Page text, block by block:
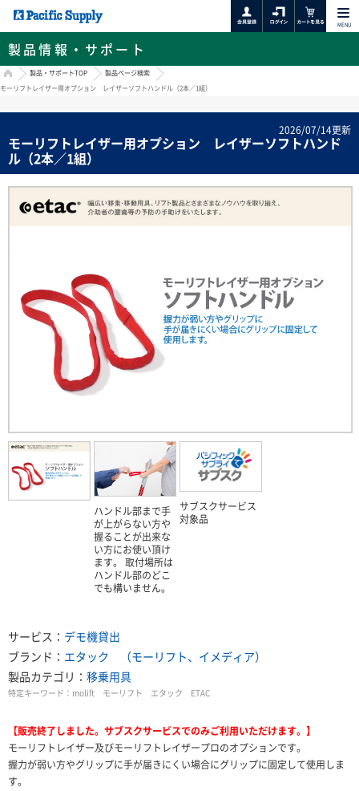
MENU
製品情報・サポート
HOME製品・サポートTOP
製品ページ検索
モーリフトレイザー用オプション レイザーソフトハンドル（2本／1組）
2026/07/14更新
モーリフトレイザー用オプション レイザーソフトハンド
ル（2本／1組）
ハンドル部まで手
が上がらない方や
握ることが出来な
い方にお使い頂け
ます。 取付場所は
ハンドル部のどこ
でも構いません。
サブスクサービス
対象品
サービス： デモ機貸出
ブランド： エタック （モーリフト、イメディア）
製品カテゴリ： 移乗用具
特定キーワード： molift モーリフト エタック ETAC
【販売終了しました。サブスクサービスでのみご利用いただけます。】
モーリフトレイザー及びモーリフトレイザープロのオプションです。
握力が弱い方やグリップに手が届きにくい場合にグリップに固定して使用しま
す。